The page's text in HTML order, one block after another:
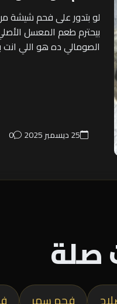
لو بتدور على فحم شيشة من
بيحترم طعم المعسل
الصومالي ده هو اللي انت
25 ديسمبر 2025 0
صلة